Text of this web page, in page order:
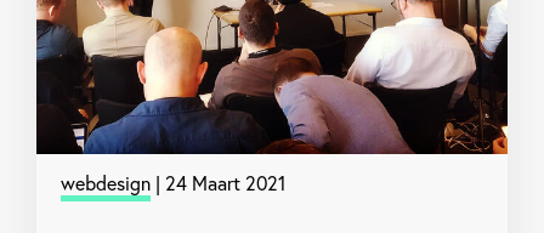
webdesign | 24 Maart 2021